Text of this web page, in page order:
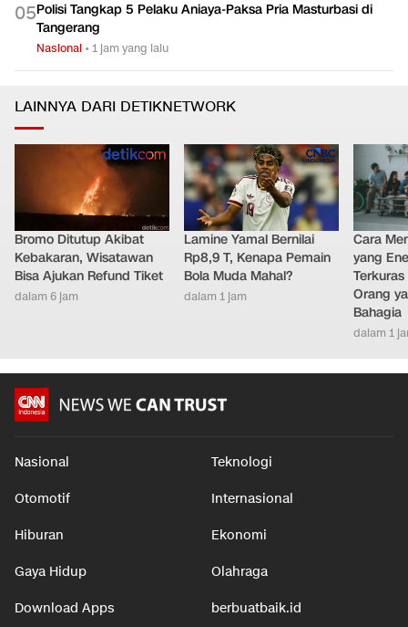
05Polisi Tangkap 5 Pelaku Aniaya-Paksa Pria Masturbasi di
Tangerang
Nasional •1 jam yang lalu
LAINNYA DARI DETIKNETWORK
Bromo Ditutup Akibat
Kebakaran, Wisatawan
Bisa Ajukan Refund Tiket
dalam 6 jam
Lamine Yamal Bernilai
Rp8,9 T, Kenapa Pemain
Bola Muda Mahal?
dalam 1 jam
Cara
yang
Orang
Bahagia
dalam 1
Nasional Teknologi
Otomotif Internasional
Hiburan Ekonomi
Gaya Hidup Olahraga
Download Apps berbuatbaik.id